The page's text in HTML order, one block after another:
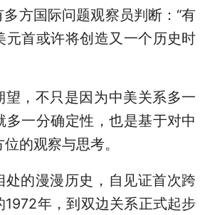
方国际问题观察员判断：“有
元首或许将创造又一个历史时
望，不只是因为中美关系多一
多一分确定性，也是基于对中
的观察与思考。
处的漫漫历史，自见证首次跨
1972年，到双边关系正式起步